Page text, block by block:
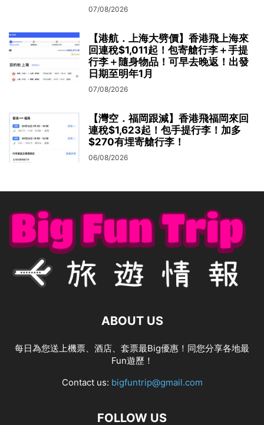
07/08/2026
【港航．上海大劈價】香港飛上海來
回連稅$1,011起！包寄艙行李＋手提
行李＋隨身物品！可早去晚返！出發
日期至明年1月
07/08/2026
【灣空．福岡跟減】香港飛福岡來回
連稅$1,623起！包手提行李！加多
$270有埋寄艙行李！
06/08/2026
ABOUT US
每日為您送上機票、酒店、套票最Big優惠！同您分享各地最
Fun遊歷！
Contact us: bigfuntrip@gmail.com
FOLLOW US